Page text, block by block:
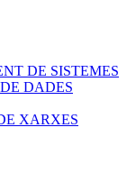
DE SISTEMES
DADES
XARXES